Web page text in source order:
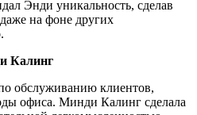
Энди уникальность, сделав
на фоне других
Калинг
обслуживанию клиентов,
офиса. Минди Калинг сделала